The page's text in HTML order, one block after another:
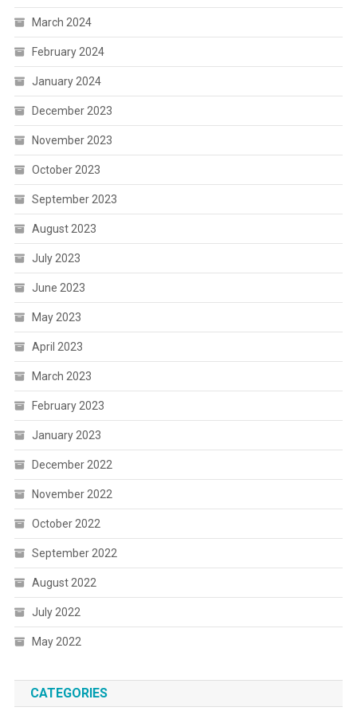
March 2024
February 2024
January 2024
December 2023
November 2023
October 2023
September 2023
August 2023
July 2023
June 2023
May 2023
April 2023
March 2023
February 2023
January 2023
December 2022
November 2022
October 2022
September 2022
August 2022
July 2022
May 2022
CATEGORIES